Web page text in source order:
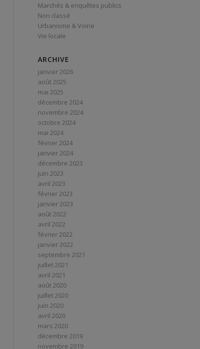
Marchés & enquêtes publics
Non classé
Urbanisme & Voirie
Vie locale
ARCHIVE
janvier 2026
août 2025
mai 2025
décembre 2024
novembre 2024
octobre 2024
mai 2024
février 2024
janvier 2024
décembre 2023
juin 2023
avril 2023
février 2023
janvier 2023
août 2022
avril 2022
février 2022
janvier 2022
septembre 2021
juillet 2021
avril 2021
août 2020
juillet 2020
juin 2020
avril 2020
mars 2020
décembre 2019
novembre 2019